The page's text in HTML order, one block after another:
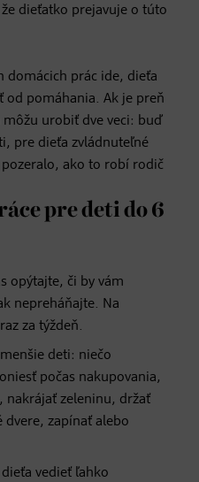
dieťatko prejavuje o túto
domácich prác ide, dieťa
od pomáhania. Ak je preň
urobiť dve veci: buď
pre dieťa zvládnuteľné
ako to robí rodič
pre deti do 6
opýtajte, či by vám
nepreháňajte. Na
za týždeň.
deti: niečo
počas nakupovania,
nakrájať zeleninu, držať
dvere, zapínať alebo
vedieť ľahko